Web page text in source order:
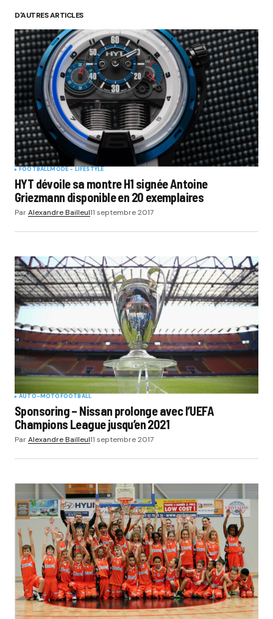
D'AUTRES ARTICLES
FOOTBALLMODE - LIFESTYLE
HYT dévoile sa montre H1 signée Antoine
Griezmann disponible en 20 exemplaires
ParAlexandre Bailleul11 septembre 2017
AUTO-MOTOFOOTBALL
Sponsoring – Nissan prolonge avec l’UEFA
Champions League jusqu’en 2021
ParAlexandre Bailleul11 septembre 2017